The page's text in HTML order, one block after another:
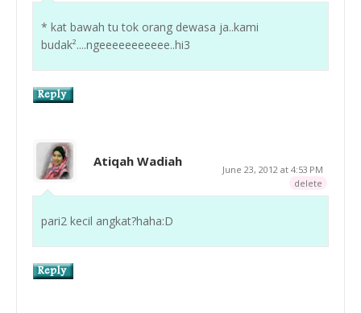
* kat bawah tu tok orang dewasa ja..kami
budak²....ngeeeeeeeeeee..hi3
Atiqah Wadiah
June 23, 2012 at 4:53 PM
delete
pari2 kecil angkat?haha:D